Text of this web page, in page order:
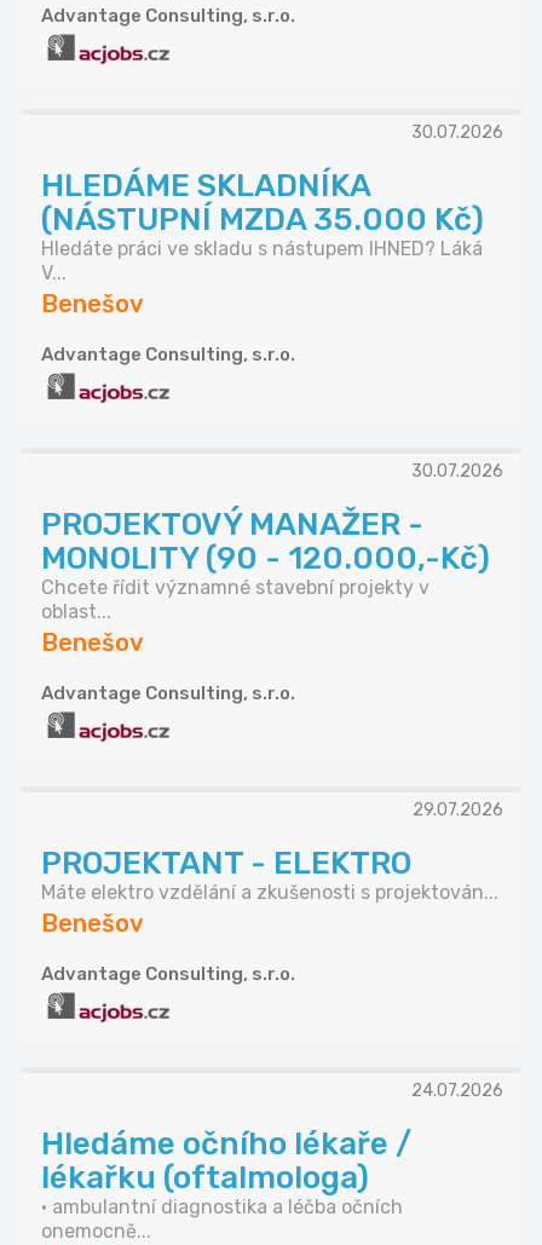
Advantage Consulting, s.r.o.
30.07.2026
HLEDÁME SKLADNÍKA
(NÁSTUPNÍ MZDA 35.000 Kč)
Hledáte práci ve skladu s nástupem IHNED? Láká
V...
Benešov
Advantage Consulting, s.r.o.
30.07.2026
PROJEKTOVÝ MANAŽER -
MONOLITY (90 - 120.000,-Kč)
Chcete řídit významné stavební projekty v
oblast...
Benešov
Advantage Consulting, s.r.o.
29.07.2026
PROJEKTANT - ELEKTRO
Máte elektro vzdělání a zkušenosti s projektován...
Benešov
Advantage Consulting, s.r.o.
24.07.2026
Hledáme očního lékaře /
lékařku (oftalmologa)
• ambulantní diagnostika a léčba očních
onemocně...